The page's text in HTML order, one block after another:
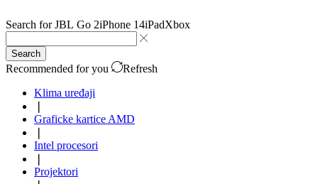
Search forJBL Go 2iPhone 14iPadXbox
Search
Recommended for you
Refresh
Klima uređaji
Graficke kartice AMD
Intel procesori
Projektori